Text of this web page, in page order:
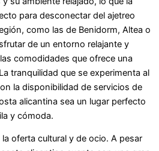
para desconectar del ajetreo
como las de Benidorm, Altea o
de un entorno relajante y
comodidades que ofrece una
tranquilidad que se experimenta al
la disponibilidad de servicios de
alicantina sea un lugar perfecto
y cómoda.
oferta cultural y de ocio. A pesar